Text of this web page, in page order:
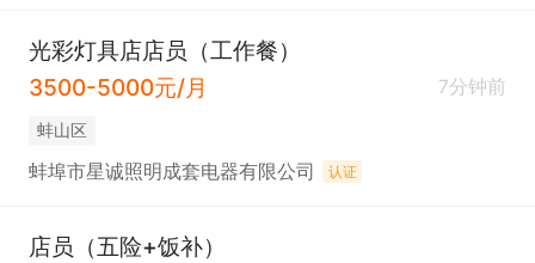
光彩灯具店店员（工作餐）
3500-5000元/月
7分钟前
蚌山区
蚌埠市星诚照明成套电器有限公司 认证
店员（五险+饭补）